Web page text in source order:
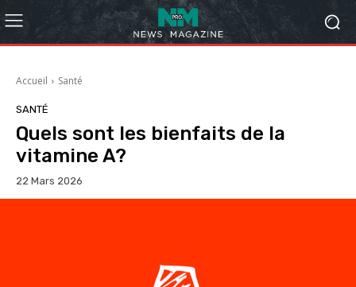
Accueil Santé
SANTÉ
Quels sont les bienfaits de la
vitamine A?
22 Mars 2026